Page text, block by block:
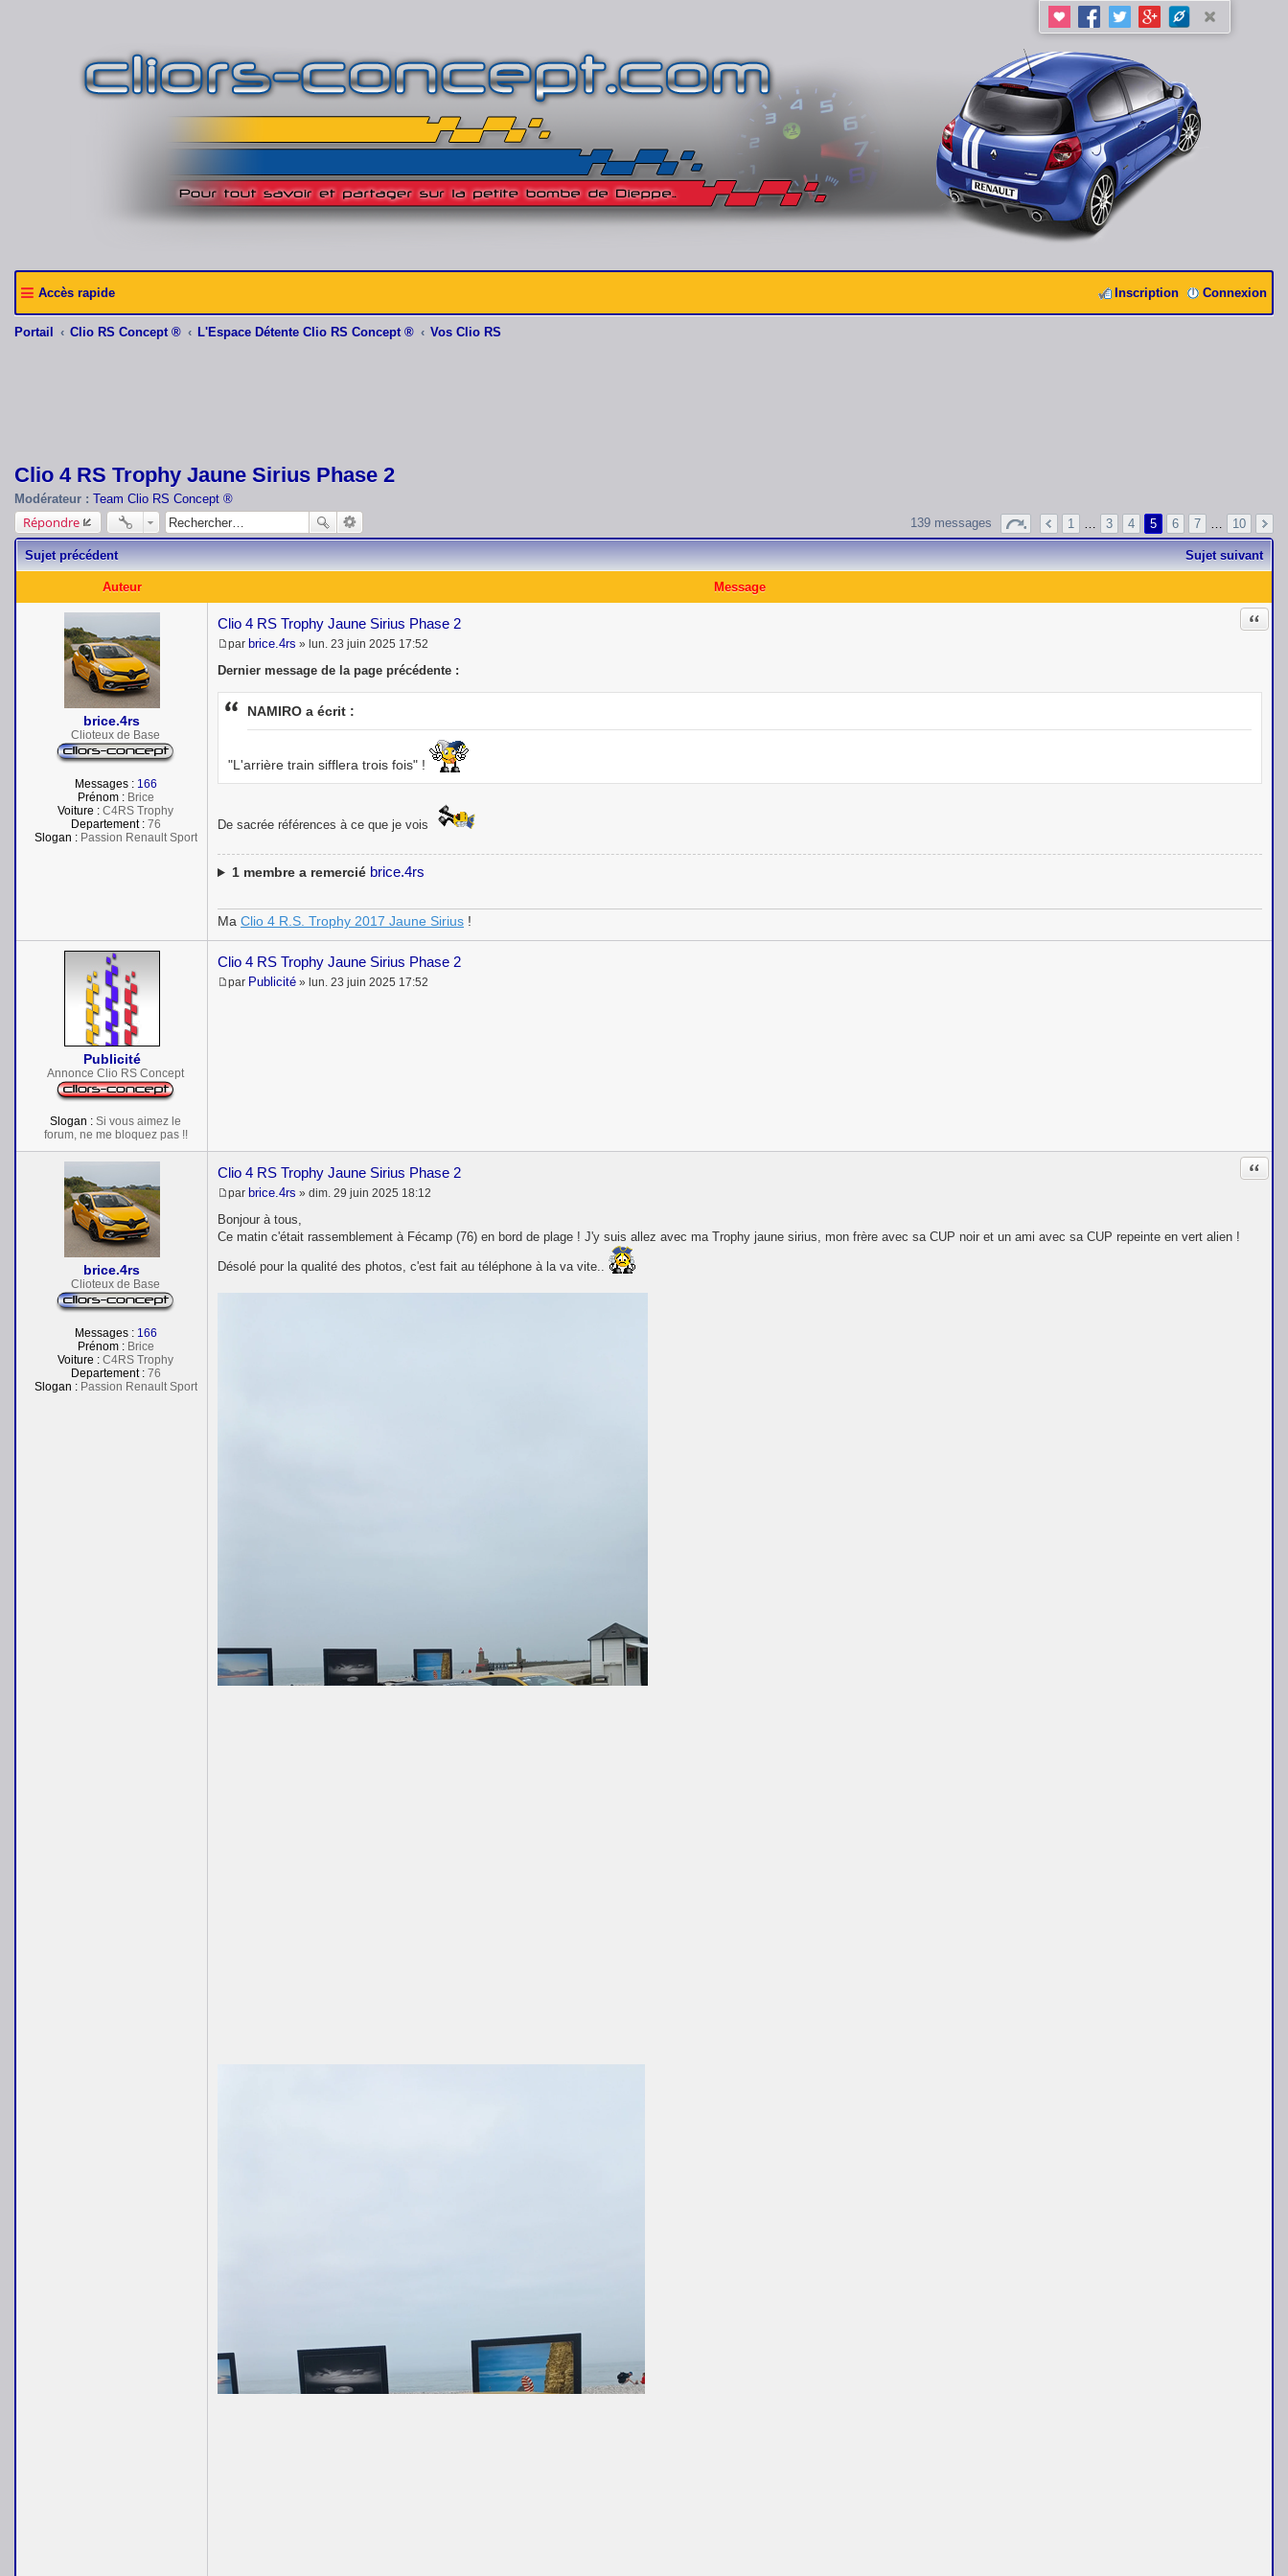
Accès rapide Connexion
Inscription
Portail Clio RS Concept ® L'Espace Détente Clio RS Concept ® Vos Clio RS
Clio 4 RS Trophy Jaune Sirius Phase 2
Modérateur : Team Clio RS Concept ®
Répondre 139 messages 1 … 3 4 5 6 7 … 10
Sujet précédent Sujet suivant
Auteur Message
brice.4rs
Clioteux de Base
Messages : 166
Prénom :Brice
Voiture : C4RS Trophy
Departement :76
Slogan :Passion Renault Sport
Clio 4 RS Trophy Jaune Sirius Phase 2
M
e
s
a
par brice.4rs » lun. 23 juin 2025 17:52
Dernier message de la page précédente :
NAMIRO a écrit :
"L'arrière train sifflera trois fois" !
De sacrée références à ce que je vois
1membre a remercié brice.4rs
Ma Clio 4 R.S. Trophy 2017 Jaune Sirius !
Publicité
Annonce Clio RS Concept
Slogan : Si vous aimez le
forum, ne me bloquez pas !!
Clio 4 RS Trophy Jaune Sirius Phase 2
par Publicité » lun. 23 juin 2025 17:52
brice.4rs
Clioteux de Base
Messages : 166
Prénom :Brice
Voiture : C4RS Trophy
Departement :76
Slogan :Passion Renault Sport
Clio 4 RS Trophy Jaune Sirius Phase 2
e
s
g
par brice.4rs » dim. 29 juin 2025 18:12
Bonjour à tous,
Ce matin c'était rassemblement à Fécamp (76) en bord de plage ! J'y suis allez avec ma Trophy jaune sirius, mon frère avec sa CUP noir et un ami avec sa CUP repeinte en vert alien !
Désolé pour la qualité des photos, c'est fait au téléphone à la va vite..